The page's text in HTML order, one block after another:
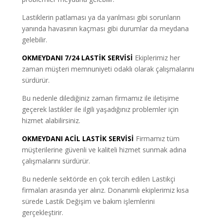
Lastiklerin patlaması ya da yarılması gibi sorunların
yanında havasının kaçması gibi durumlar da meydana
gelebilir.
OKMEYDANI 7/24 LASTİK SERVİSİ Ekiplerimiz her
zaman müşteri memnuniyeti odaklı olarak çalışmalarını
sürdürür.
Bu nedenle dilediğiniz zaman firmamız ile iletişime
geçerek lastikler ile ilgili yaşadığınız problemler için
hizmet alabilirsiniz.
OKMEYDANI ACİL LASTİK SERVİSİ Firmamız tüm
müşterilerine güvenli ve kaliteli hizmet sunmak adına
çalışmalarını sürdürür.
Bu nedenle sektörde en çok tercih edilen Lastikçi
firmaları arasında yer alırız. Donanımlı ekiplerimiz kısa
sürede Lastik Değişim ve bakım işlemlerini
gerçekleştirir.